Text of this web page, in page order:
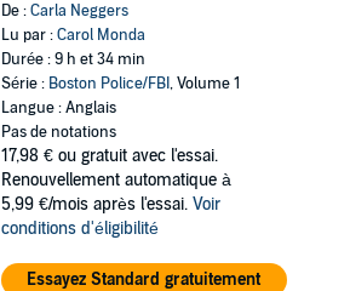
De :Carla Neggers
Lu par :Carol Monda
Durée : 9 h et 34 min
Série : Boston Police/FBI, Volume 1
Langue : Anglais
Pas de notations
17,98 € ou gratuit avec l'essai.
Renouvellement automatique à
5,99 €/mois après l'essai. Voir
conditions d'éligibilité
Essayez Standard gratuitement